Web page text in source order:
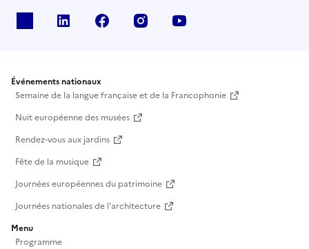
Linkedin Facebook Instagram
Événements nationaux
Semaine de la langue française et de la Francophonie
Nuit européenne des musées
Rendez-vous aux jardins
Fête de la musique
Journées européennes du patrimoine
Journées nationales de l'architecture
Menu
Programme